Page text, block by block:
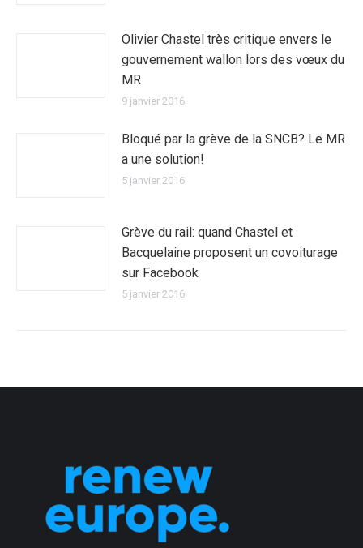
Olivier Chastel très critique envers le
gouvernement wallon lors des vœux du
MR
9 janvier 2016
Bloqué par la grève de la SNCB? Le MR
a une solution!
5 janvier 2016
Grève du rail: quand Chastel et
Bacquelaine proposent un covoiturage
sur Facebook
5 janvier 2016